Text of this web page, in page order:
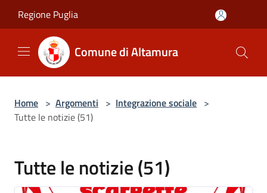
Regione Puglia
Comune di Altamura
Home > Argomenti > Integrazione sociale >
Tutte le notizie (51)
Tutte le notizie (51)